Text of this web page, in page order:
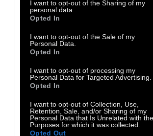
I want to opt-out of the Sharing of my
personal data.
Opted In
I want to opt-out of the Sale of my
Personal Data.
Opted In
I want to opt-out of processing my
Personal Data for Targeted Advertising.
Opted In
I want to opt-out of Collection, Use,
Retention, Sale, and/or Sharing of my
Personal Data that Is Unrelated with the
Purposes for which it was collected.
Opted Out
κατάψυξη για δύο ώρες να
συνέχεια φτιάχνουμε πρώτα την
εξής: σε μεγάλο τηγάνι,
ζάχαρη, τον χυμό λεμονιού και τη
μέτρια φωτιά και το αφήνουμε να
περίπου λεπτά, ανακατεύοντας
ξύλινη κουτάλα. Όταν σκουρύνει
και γίνει καραμελένιο, είναι
μας. Φτιάχνουμε το παγωτό ως